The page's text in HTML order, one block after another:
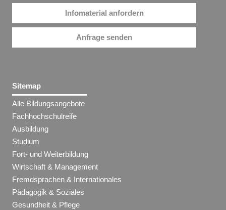
Infomaterial anfordern
Anfrage senden
Sitemap
Alle Bildungsangebote
Fachhochschulreife
Ausbildung
Studium
Fort- und Weiterbildung
Wirtschaft & Management
Fremdsprachen & Internationales
Pädagogik & Soziales
Gesundheit & Pflege